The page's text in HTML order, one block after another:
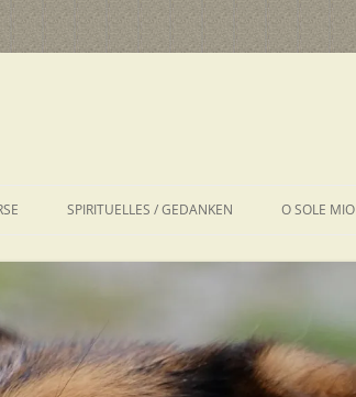
SPIRITUELLES / GEDANKEN O SOLE MIO